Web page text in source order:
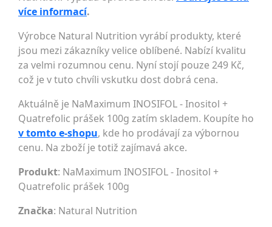
více informací.
Výrobce Natural Nutrition vyrábí produkty, které
jsou mezi zákazníky velice oblíbené. Nabízí kvalitu
za velmi rozumnou cenu. Nyní stojí pouze 249 Kč,
což je v tuto chvíli vskutku dost dobrá cena.
Aktuálně je NaMaximum INOSIFOL - Inositol +
Quatrefolic prášek 100g zatím skladem. Koupíte ho
v tomto e-shopu, kde ho prodávají za výbornou
cenu. Na zboží je totiž zajímavá akce.
Produkt: NaMaximum INOSIFOL - Inositol +
Quatrefolic prášek 100g
Značka: Natural Nutrition